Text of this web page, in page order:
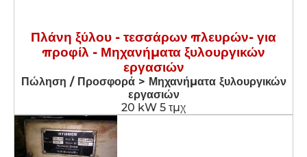
Πλάνη ξύλου - τεσσάρων πλευρών- για
προφίλ - Μηχανήματα ξυλουργικών
εργασιών
Πώληση / Προσφορά > Μηχανήματα ξυλουργικών
εργασιών
20 kW 5 τμχ